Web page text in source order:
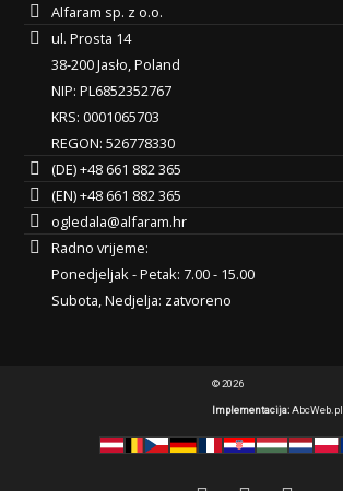
Alfaram sp. z o.o.
ul. Prosta 14
38-200 Jasło, Poland
NIP: PL6852352767
KRS: 0001065703
REGON: 526778330
(DE) +48 661 882 365
(EN) +48 661 882 365
ogledala@alfaram.hr
Radno vrijeme:
Ponedjeljak - Petak: 7.00 - 15.00
Subota, Nedjelja: zatvoreno
© 2026
Implementacija:AbcWeb.pl